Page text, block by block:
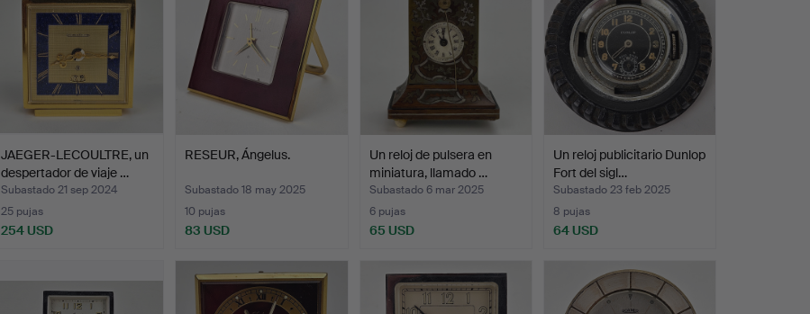
JAEGER-LECOULTRE, un
despertador de viaje …
Subastado 21 sep 2024
25 pujas
254 USD
RESEUR, Ángelus.
Subastado 18 may 2025
10 pujas
83 USD
Un reloj de pulsera en
miniatura, llamado …
Subastado 6 mar 2025
6 pujas
65 USD
Un reloj publicitario Dunlop
Fort del sigl…
Subastado 23 feb 2025
8 pujas
64 USD